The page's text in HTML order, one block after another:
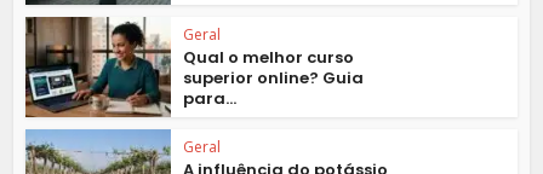
Geral
Qual o melhor curso
superior online? Guia
para...
Geral